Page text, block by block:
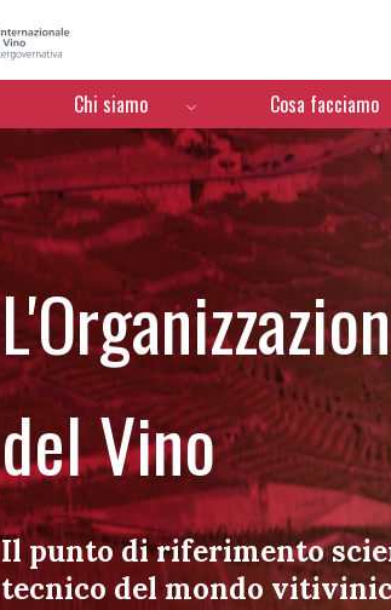
Menú de navegación
Chi siamo Cosa facciamo
del Vino
Il punto di riferimento
tecnico del mondo